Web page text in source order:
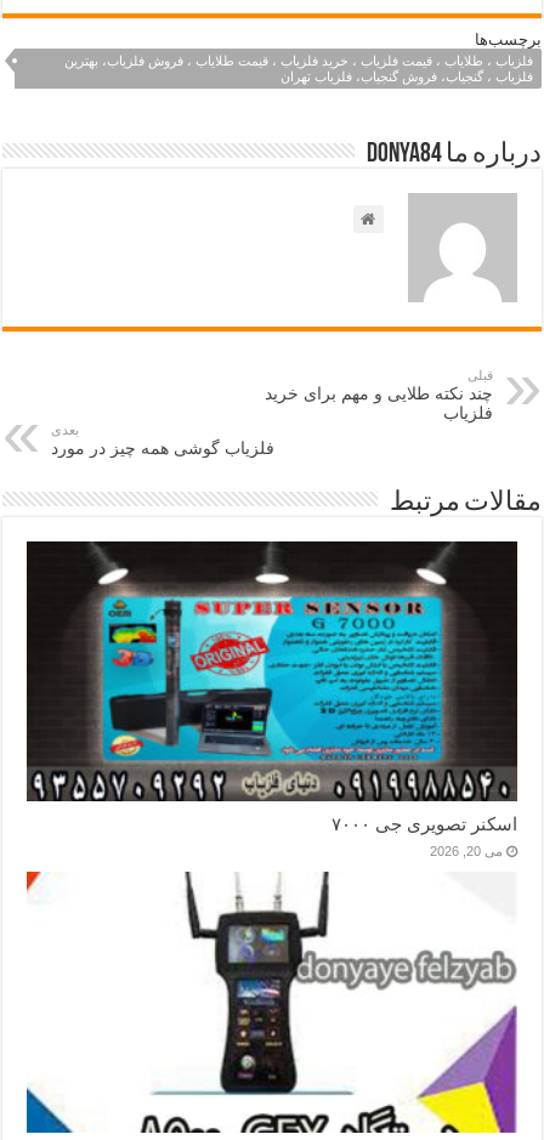
برچسب‌ها
فلزیاب ، طلایاب ، قیمت فلزیاب ، خرید فلزیاب ، قیمت طلایاب ، فروش فلزیاب، بهترین
فلزیاب ، گنجیاب، فروش گنجیاب، فلزیاب تهران
درباره ما Donya84
قبلی
چند نکته طلایی و مهم برای خرید
فلزیاب
بعدی
فلزیاب گوشی همه چیز در مورد
مقالات مرتبط
اسکنر تصویری جی ۷۰۰۰
می 20, 2026